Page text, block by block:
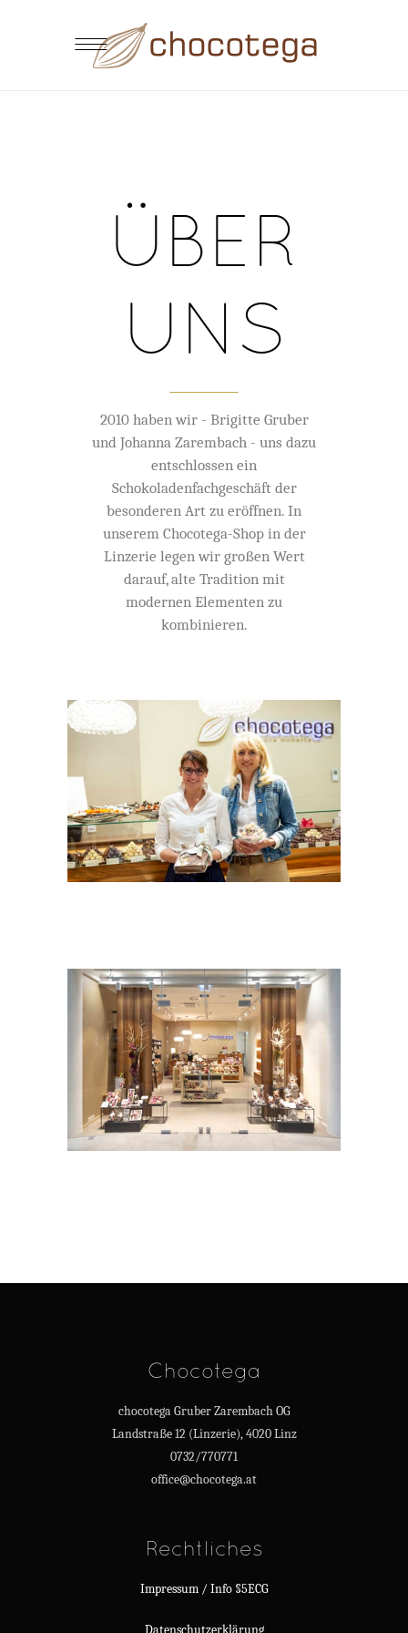
ÜBER
UNS
2010 haben wir - Brigitte Gruber
und Johanna Zarembach - uns dazu
entschlossen ein
Schokoladenfachgeschäft der
besonderen Art zu eröffnen. In
unserem Chocotega-Shop in der
Linzerie legen wir großen Wert
darauf, alte Tradition mit
modernen Elementen zu
kombinieren.
Chocotega
chocotega Gruber Zarembach OG
Landstraße 12 (Linzerie), 4020 Linz
0732/770771
office@chocotega.at
Rechtliches
Impressum / Info §5ECG
Datenschutzerklärung